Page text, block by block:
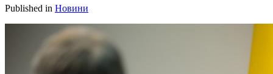
Published in Новини